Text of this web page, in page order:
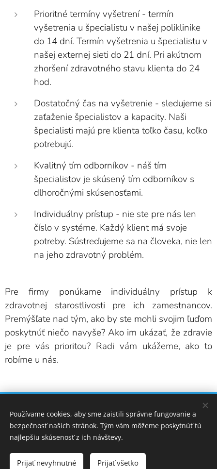
Prioritné termíny vyšetrení - termín
vyšetrenia u špecialistu v našej poliklinike
do 14 dní. Termín vyšetrenia u špecialistu v
našej externej sieti do 21 dní. Pri akútnom
zhoršení zdravotného stavu klienta do 24
hod.
Dostatočný čas na vyšetrenie - sledujeme si
zaťaženie špecialistov a kapacity. Naši
špecialisti majú pre klienta toľko času, koľko
potrebujú.
Kvalitný tím odborníkov - náš tím
špecialistov je skúsený tím odborníkov s
dlhoročnými skúsenosťami.
Individuálny prístup - nie ste pre nás len
číslo v systéme. Každý klient má svoje
potreby. Sústreďujeme sa na človeka, nie len
na jeho zdravotný problém.
Pre firmy ponúkame individuálny prístup k
zdravotnej starostlivosti pre ich zamestnancov.
Premýšľate nad tým, ako by ste mohli svojim ľuďom
poskytnúť niečo navyše? Ako im ukázať, že zdravie
je pre vás prioritou? Radi vám ukážeme, ako to
robíme u nás.
MEDICONET /STAROSTLIVOSŤ
KTORÚ SA MÔŽETE SPOĽAHNÚŤ
Cookies
Používame cookies, aby sme zaistili správne fungovanie a
bezpečnosť našich stránok. Tým vám môžeme poskytnúť tú
najlepšiu skúsenosť z ich návštevy.
Prijať nevyhnutné Prijať všetko